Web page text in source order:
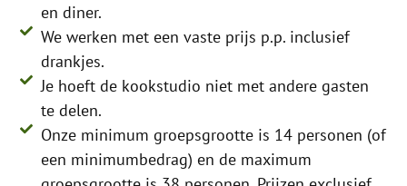
en diner.
We werken met een vaste prijs p.p. inclusief
drankjes.
Je hoeft de kookstudio niet met andere gasten
te delen.
Onze minimum groepsgrootte is 14 personen (of
een minimumbedrag) en de maximum